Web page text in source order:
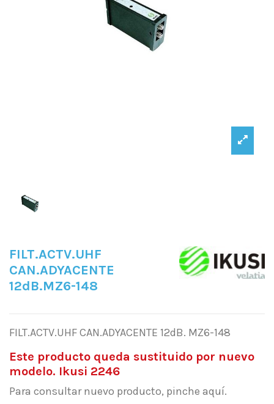
FILT.ACTV.UHF
CAN.ADYACENTE
12dB.MZ6-148
FILT.ACTV.UHF CAN.ADYACENTE 12dB. MZ6-148
Este producto queda sustituido por nuevo
modelo. Ikusi 2246
Para consultar nuevo producto, pinche aquí.